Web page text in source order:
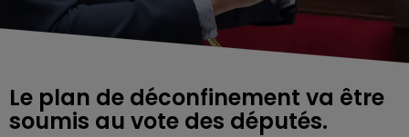
Le plan de déconfinement va être
soumis au vote des députés.